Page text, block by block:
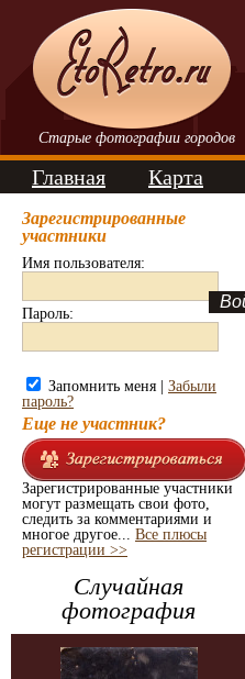
Старые фотографии городов
Главная Карта
Зарегистрированные
участники
Имя пользователя:
Пароль:
Запомнить меня | Забыли
пароль?
Еще не участник?
Зарегистрированные участники
могут размещать свои фото,
следить за комментариями и
многое другое... Все плюсы
регистрации >>
Случайная
фотография